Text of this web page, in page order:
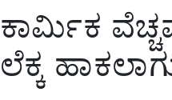
ಕಾರ್ಮಿಕ
ಲೆಕ್ಕ